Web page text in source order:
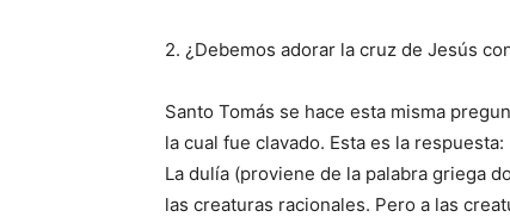
2. ¿Debemos adorar la cruz de Jesús
Santo Tomás se hace esta misma
la cual fue clavado. Esta es la
La dulía (proviene de la palabra griega
las creaturas racionales. Pero a las